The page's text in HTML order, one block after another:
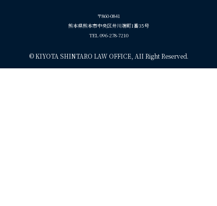
〒860-0841
熊本県熊本市中央区井川端町1番35号
TEL 096-278-7210
©KIYOTA SHINTARO LAW OFFICE, AII Right Reserved.